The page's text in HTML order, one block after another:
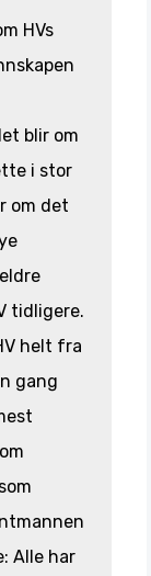
HVs
blir om
i stor
om det
tidligere.
helt fra
gang
Alle har